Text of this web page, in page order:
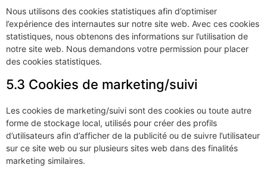
Nous utilisons des cookies statistiques afin d’optimiser
l’expérience des internautes sur notre site web. Avec ces cookies
statistiques, nous obtenons des informations sur l’utilisation de
notre site web. Nous demandons votre permission pour placer
des cookies statistiques.
5.3 Cookies de marketing/suivi
Les cookies de marketing/suivi sont des cookies ou toute autre
forme de stockage local, utilisés pour créer des profils
d’utilisateurs afin d’afficher de la publicité ou de suivre l’utilisateur
sur ce site web ou sur plusieurs sites web dans des finalités
marketing similaires.